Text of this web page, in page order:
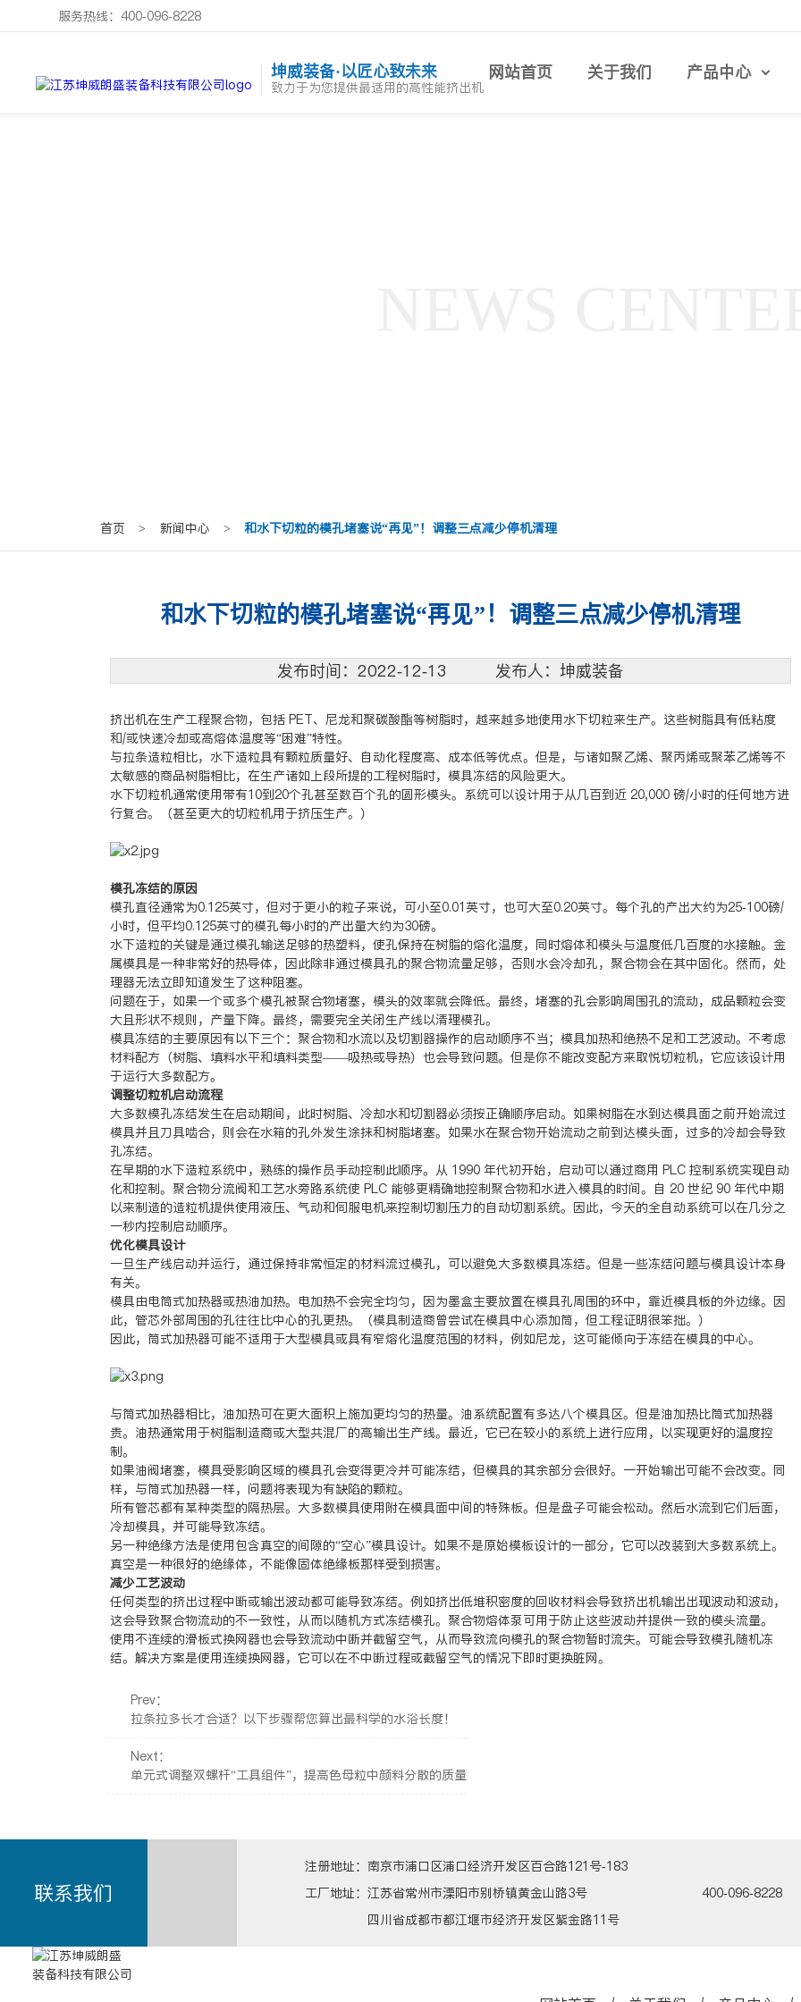
服务热线：400-096-8228
坤威装备·以匠心致未来
致力于为您提供最适用的高性能挤出机
网站首页 关于我们 产品中心
首页 > 新闻中心 > 和水下切粒的模孔堵塞说“再见”！调整三点减少停机清理
和水下切粒的模孔堵塞说“再见”！调整三点减少停机清理
发布时间：2022-12-13 发布人：坤威装备
挤出机在生产工程聚合物，包括 PET、尼龙和聚碳酸酯等树脂时，越来越多地使用水下切粒来生产。这些树脂具有低粘度
和/或快速冷却或高熔体温度等“困难”特性。
与拉条造粒相比，水下造粒具有颗粒质量好、自动化程度高、成本低等优点。但是，与诸如聚乙烯、聚丙烯或聚苯乙烯等不
太敏感的商品树脂相比，在生产诸如上段所提的工程树脂时，模具冻结的风险更大。
水下切粒机通常使用带有10到20个孔甚至数百个孔的圆形模头。系统可以设计用于从几百到近 20,000 磅/小时的任何地方进
行复合。（甚至更大的切粒机用于挤压生产。）
模孔冻结的原因
模孔直径通常为0.125英寸，但对于更小的粒子来说，可小至0.01英寸，也可大至0.20英寸。每个孔的产出大约为25-100磅/
小时，但平均0.125英寸的模孔每小时的产出量大约为30磅。
水下造粒的关键是通过模孔输送足够的热塑料，使孔保持在树脂的熔化温度，同时熔体和模头与温度低几百度的水接触。金
属模具是一种非常好的热导体，因此除非通过模具孔的聚合物流量足够，否则水会冷却孔，聚合物会在其中固化。然而，处
理器无法立即知道发生了这种阻塞。
问题在于，如果一个或多个模孔被聚合物堵塞，模头的效率就会降低。最终，堵塞的孔会影响周围孔的流动，成品颗粒会变
大且形状不规则，产量下降。最终，需要完全关闭生产线以清理模孔。
模具冻结的主要原因有以下三个：聚合物和水流以及切割器操作的启动顺序不当；模具加热和绝热不足和工艺波动。不考虑
材料配方（树脂、填料水平和填料类型——吸热或导热）也会导致问题。但是你不能改变配方来取悦切粒机，它应该设计用
于运行大多数配方。
调整切粒机启动流程
大多数模孔冻结发生在启动期间，此时树脂、冷却水和切割器必须按正确顺序启动。如果树脂在水到达模具面之前开始流过
模具并且刀具啮合，则会在水箱的孔外发生涂抹和树脂堵塞。如果水在聚合物开始流动之前到达模头面，过多的冷却会导致
孔冻结。
在早期的水下造粒系统中，熟练的操作员手动控制此顺序。从 1990 年代初开始，启动可以通过商用 PLC 控制系统实现自动
化和控制。聚合物分流阀和工艺水旁路系统使 PLC 能够更精确地控制聚合物和水进入模具的时间。自 20 世纪 90 年代中期
以来制造的造粒机提供使用液压、气动和伺服电机来控制切割压力的自动切割系统。因此，今天的全自动系统可以在几分之
一秒内控制启动顺序。
优化模具设计
一旦生产线启动并运行，通过保持非常恒定的材料流过模孔，可以避免大多数模具冻结。但是一些冻结问题与模具设计本身
有关。
模具由电筒式加热器或热油加热。电加热不会完全均匀，因为墨盒主要放置在模具孔周围的环中，靠近模具板的外边缘。因
此，管芯外部周围的孔往往比中心的孔更热。（模具制造商曾尝试在模具中心添加筒，但工程证明很笨拙。）
因此，筒式加热器可能不适用于大型模具或具有窄熔化温度范围的材料，例如尼龙，这可能倾向于冻结在模具的中心。
与筒式加热器相比，油加热可在更大面积上施加更均匀的热量。油系统配置有多达八个模具区。但是油加热比筒式加热器
贵。油热通常用于树脂制造商或大型共混厂的高输出生产线。最近，它已在较小的系统上进行应用，以实现更好的温度控
制。
如果油阀堵塞，模具受影响区域的模具孔会变得更冷并可能冻结，但模具的其余部分会很好。一开始输出可能不会改变。同
样，与筒式加热器一样，问题将表现为有缺陷的颗粒。
所有管芯都有某种类型的隔热层。大多数模具使用附在模具面中间的特殊板。但是盘子可能会松动。然后水流到它们后面，
冷却模具，并可能导致冻结。
另一种绝缘方法是使用包含真空的间隙的“空心”模具设计。如果不是原始模板设计的一部分，它可以改装到大多数系统上。
真空是一种很好的绝缘体，不能像固体绝缘板那样受到损害。
减少工艺波动
任何类型的挤出过程中断或输出波动都可能导致冻结。例如挤出低堆积密度的回收材料会导致挤出机输出出现波动和波动，
这会导致聚合物流动的不一致性，从而以随机方式冻结模孔。聚合物熔体泵可用于防止这些波动并提供一致的模头流量。
使用不连续的滑板式换网器也会导致流动中断并截留空气，从而导致流向模孔的聚合物暂时流失。可能会导致模孔随机冻
结。解决方案是使用连续换网器，它可以在不中断过程或截留空气的情况下即时更换脏网。
Prev：
拉条拉多长才合适？以下步骤帮您算出最科学的水浴长度！
Next：
单元式调整双螺杆“工具组件”，提高色母粒中颜料分散的质量
联系我们
注册地址：南京市浦口区浦口经济开发区百合路121号-183
工厂地址：江苏省常州市溧阳市别桥镇黄金山路3号
四川省成都市都江堰市经济开发区紫金路11号
400-096-8228